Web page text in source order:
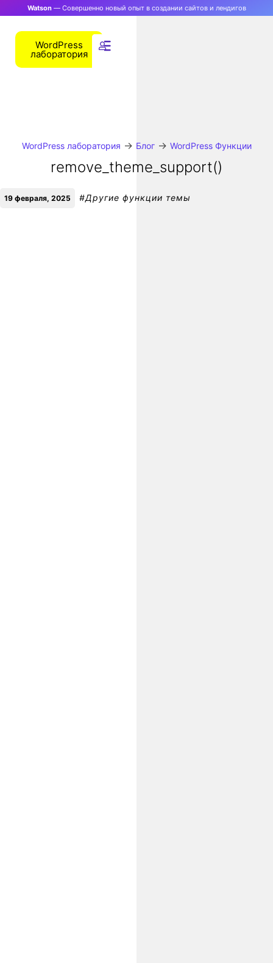
Watson— Совершенно новый опыт в создании сайтов и лендигов
WordPress
лаборатория
WordPress лаборатория → Блог→ WordPress Функции
remove_theme_support()
19 февраля, 2025 #Другие функции темы